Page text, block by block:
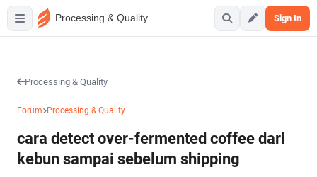
Processing & Quality Sign In
Processing & Quality
Forum Processing & Quality
cara detect over-fermented coffee dari
kebun sampai sebelum shipping